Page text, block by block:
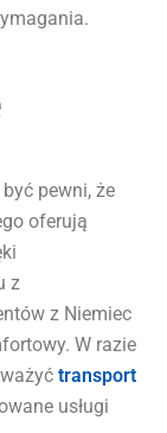
pewni, że
oferują
z
z Niemiec
W razie
transport
usługi